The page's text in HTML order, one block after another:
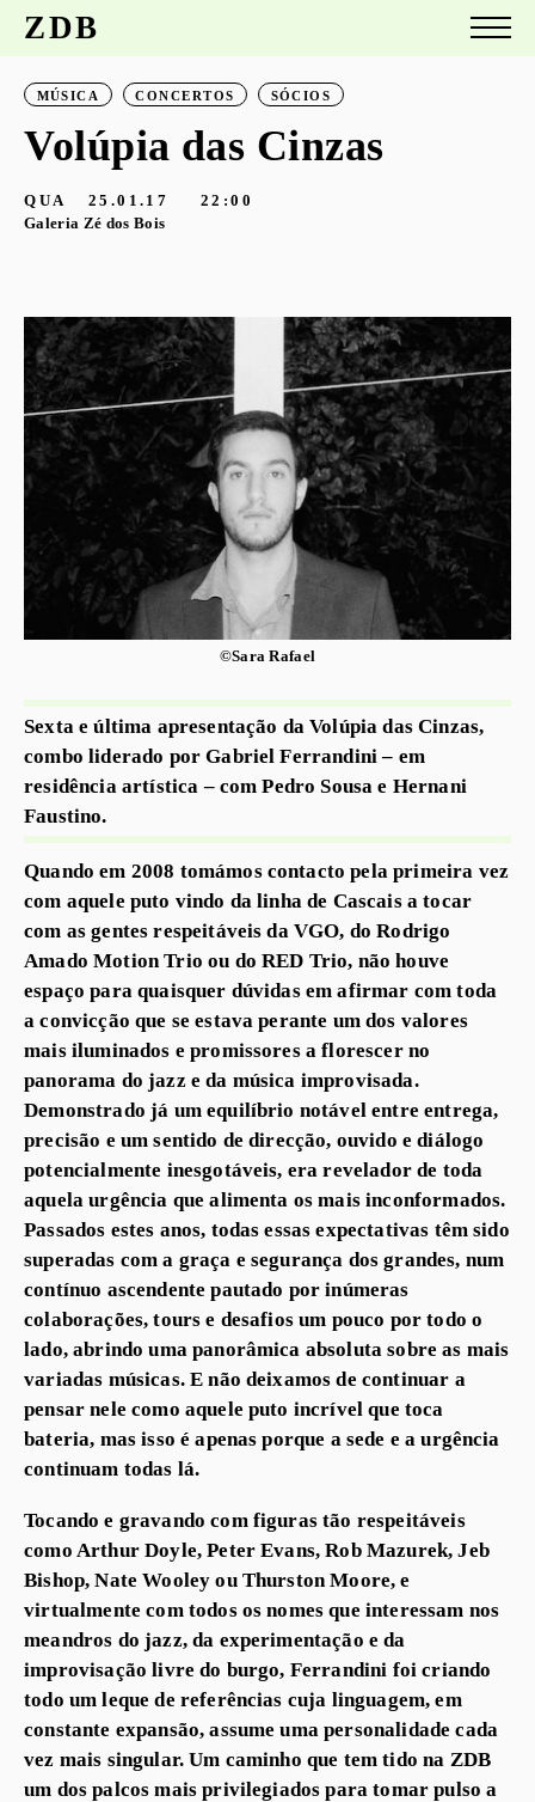
ZDB
MÚSICA CONCERTOS SÓCIOS
Volúpia das Cinzas
QUA 25.01.17
22:00
Galeria Zé dos Bois
©Sara Rafael
Sexta e última apresentação da Volúpia das Cinzas,
combo liderado por Gabriel Ferrandini – em
residência artística – com Pedro Sousa e Hernani
Faustino.
Quando em 2008 tomámos contacto pela primeira vez
com aquele puto vindo da linha de Cascais a tocar
com as gentes respeitáveis da VGO, do Rodrigo
Amado Motion Trio ou do RED Trio, não houve
espaço para quaisquer dúvidas em afirmar com toda
a convicção que se estava perante um dos valores
mais iluminados e promissores a florescer no
panorama do jazz e da música improvisada.
Demonstrado já um equilíbrio notável entre entrega,
precisão e um sentido de direcção, ouvido e diálogo
potencialmente inesgotáveis, era revelador de toda
aquela urgência que alimenta os mais inconformados.
Passados estes anos, todas essas expectativas têm sido
superadas com a graça e segurança dos grandes, num
contínuo ascendente pautado por inúmeras
colaborações, tours e desafios um pouco por todo o
lado, abrindo uma panorâmica absoluta sobre as mais
variadas músicas. E não deixamos de continuar a
pensar nele como aquele puto incrível que toca
bateria, mas isso é apenas porque a sede e a urgência
continuam todas lá.
Tocando e gravando com figuras tão respeitáveis
como Arthur Doyle, Peter Evans, Rob Mazurek, Jeb
Bishop, Nate Wooley ou Thurston Moore, e
virtualmente com todos os nomes que interessam nos
meandros do jazz, da experimentação e da
improvisação livre do burgo, Ferrandini foi criando
todo um leque de referências cuja linguagem, em
constante expansão, assume uma personalidade cada
vez mais singular. Um caminho que tem tido na ZDB
um dos palcos mais privilegiados para tomar pulso a